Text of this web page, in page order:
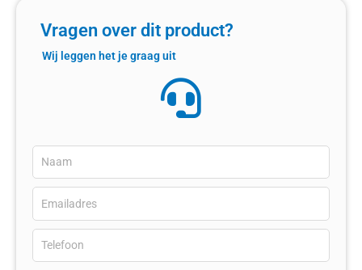
Vragen over dit product?
Wij leggen het je graag uit